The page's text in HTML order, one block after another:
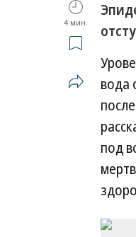
4 мин.
вода
под